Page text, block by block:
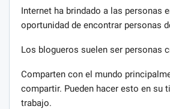
Internet ha brindado a las personas
oportunidad de encontrar personas
Los blogueros suelen ser personas
Comparten con el mundo
compartir. Pueden hacer esto en su
trabajo.